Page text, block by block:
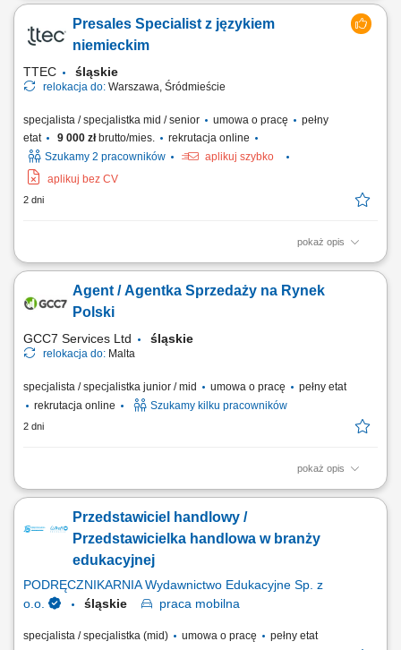
Profesjonalna obsługa Klientów T- Mobile zgodna ze Standardem
Obsługi Klienta; Sprzedaż pełnej gamy produktów i usług
Presales Specialist z językiem
niemieckim
TTEC śląskie
relokacja do: Warszawa, Śródmieście
specjalista / specjalistka mid / senior umowa o pracę
pełny
etat
9 000 złbrutto/mies.
rekrutacja online
Szukamy 2 pracowników
aplikuj szybko
aplikuj bez CV
2 dni
pokaż opis
As a Sales Representative (Presales) with German – Hybrid, working on
#experienceTTEC Our employees have spoken. Our purpose, team,
and company culture are amazing and our Great Place to Work®
Agent / Agentka Sprzedaży na Rynek
Polski
GCC7 Services Ltd śląskie
relokacja do: Malta
specjalista / specjalistka junior / mid umowa o pracę
pełny etat
rekrutacja online
Szukamy kilku pracowników
2 dni
pokaż opis
ZAKRES OBOWIĄZKÓW: Aktywny kontakt telefoniczny z klientami
finansami, w tym szkoleń z zakresu edukacji finansowej; Budowanie
relacji i pozyskiwanie klientów dla naszych kluczowych Partnerów
Biznesowych. CZEGO WYMAGAMY: Chęć...
Przedstawiciel handlowy /
Przedstawicielka handlowa w branży
edukacyjnej
PODRĘCZNIKARNIA Wydawnictwo Edukacyjne Sp. z
o.o.
śląskie praca mobilna
specjalista / specjalistka (mid) umowa o pracę pełny etat